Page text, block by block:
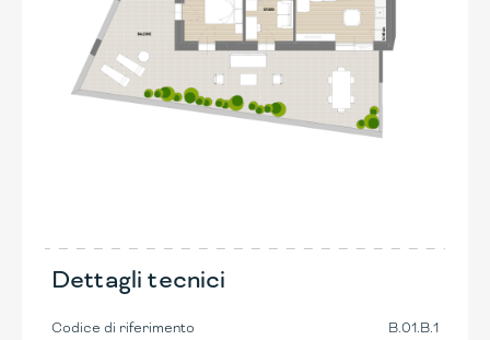
Dettagli tecnici
Codice di riferimento B.01.B.1